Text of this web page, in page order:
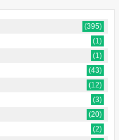
(395)
(1)
(1)
(43)
(12)
(3)
(20)
(2)